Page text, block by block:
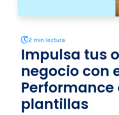
2 min lectura.
Impulsa tus
negocio con
Performance
plantillas